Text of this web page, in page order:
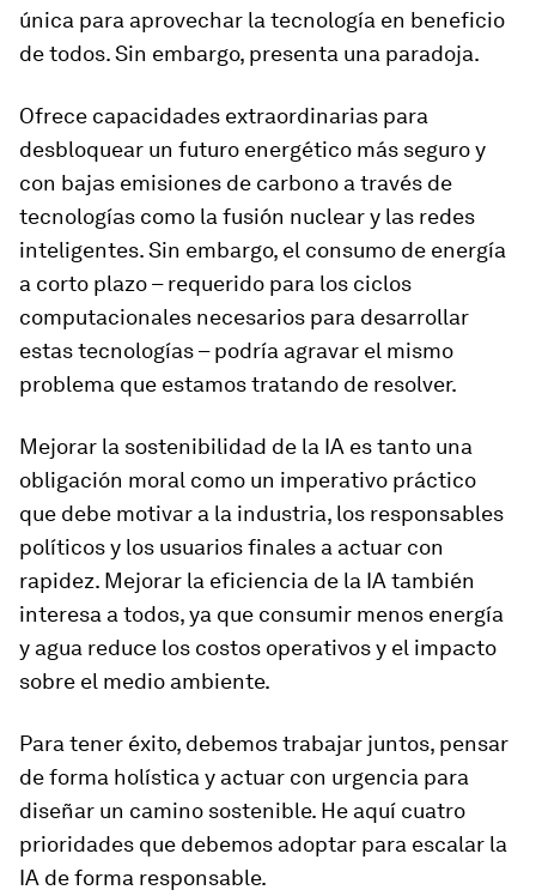
única para aprovechar la tecnología en beneficio
de todos. Sin embargo, presenta una paradoja.
Ofrece capacidades extraordinarias para
desbloquear un futuro energético más seguro y
con bajas emisiones de carbono a través de
tecnologías como la fusión nuclear y las redes
inteligentes. Sin embargo, el consumo de energía
a corto plazo – requerido para los ciclos
computacionales necesarios para desarrollar
estas tecnologías – podría agravar el mismo
problema que estamos tratando de resolver.
Mejorar la sostenibilidad de la IA es tanto una
obligación moral como un imperativo práctico
que debe motivar a la industria, los responsables
políticos y los usuarios finales a actuar con
rapidez. Mejorar la eficiencia de la IA también
interesa a todos, ya que consumir menos energía
y agua reduce los costos operativos y el impacto
sobre el medio ambiente.
Para tener éxito, debemos trabajar juntos, pensar
de forma holística y actuar con urgencia para
diseñar un camino sostenible. He aquí cuatro
prioridades que debemos adoptar para escalar la
IA de forma responsable.